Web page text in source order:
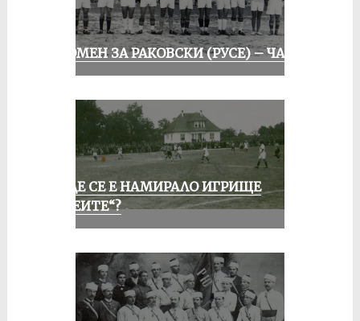
СПОМЕН ЗА РАКОВСКИ (РУСЕ) – ЧАСТ I
КЪДЕ СЕ Е НАМИРАЛО ИГРИЩЕ
„АЛЕИТЕ“?